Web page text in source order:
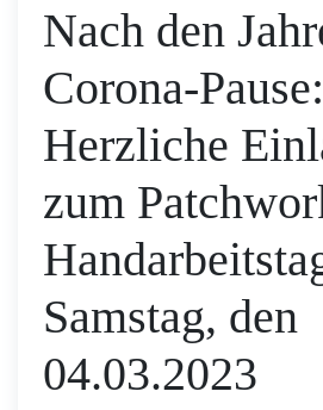
Nach den
Corona-Pause:
Herzliche
zum
Samstag, den
04.03.2023